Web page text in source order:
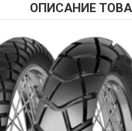
ОПИСАНИЕ